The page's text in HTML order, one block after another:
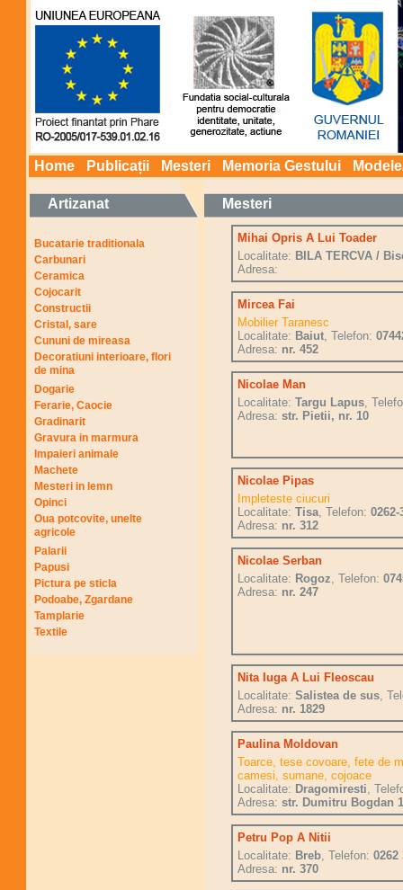
Home Publicații Mesteri Memoria Gestului
Artizanat
Bucatarie traditionala
Carbunari
Ceramica
Cojocarit
Constructii
Cristal, sare
Cununi de mireasa
Decoratiuni interioare, flori
de mina
Dogarie
Ferarie, Caocie
Gradinarit
Gravura in marmura
Impaieri animale
Machete
Mesteri in lemn
Opinci
Oua potcovite, unelte
agricole
Palarii
Papusi
Pictura pe sticla
Podoabe, Zgardane
Tamplarie
Textile
Mesteri
Mihai Opris A Lui Toader
Localitate: BILA TERCVA /
Adresa:
Mircea Fai
Mobilier Taranesc
Localitate: Baiut, Telefon:
Adresa: nr. 452
Nicolae Man
Localitate: Targu Lapus,
Adresa: str. Pietii, nr. 10
Nicolae Pipas
Impleteste ciucuri
Localitate: Tisa, Telefon: 0262-
Adresa: nr. 312
Nicolae Serban
Localitate: Rogoz, Telefon:
Adresa: nr. 247
Nita Iuga A Lui Fleoscau
Localitate: Salistea de sus,
Adresa: nr. 1829
Paulina Moldovan
Toarce, tese covoare, fete de
camesi, sumane, cojoace
Localitate: Dragomiresti ,
Adresa: str. Dumitru Bogdan
Petru Pop A Nitii
Localitate: Breb, Telefon: 0262
Adresa: nr. 370